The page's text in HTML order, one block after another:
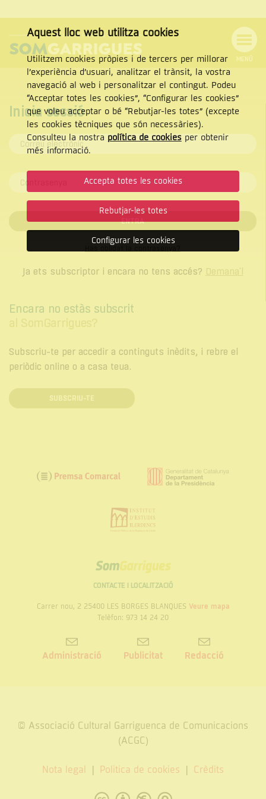
Menú
navegació
MENÚ
Cercar
CERCAR
Inicia sessió
ENTRA
Ja ets subscriptor i encara no tens accés? Demana'l
Encara no estàs subscrit
al SomGarrigues?
Subscriu-te per accedir a continguts inèdits, i rebre el
periòdic online o a casa teua.
SUBSCRIU-TE
Premsa
Generalitat
Institut
d'Estudis
Som
Garrigues
CONTACTE I LOCALITZACIÓ
Carrer nou, 2 25400 LES BORGES BLANQUES Veure mapa
Telèfon: 973 14 24 20
Administració Publicitat Redacció
© Associació Cultural Garriguenca de Comunicacions
(ACGC)
Nota legal Politica de cookies Crèdits
Aquest lloc web utilitza cookies
Utilitzem cookies pròpies i de tercers per millorar
l’experiència d’usuari, analitzar el trànsit, la vostra
navegació al web i personalitzar el contingut. Podeu
“Acceptar totes les cookies”, “Configurar les cookies”
que voleu acceptar o bé “Rebutjar-les totes” (excepte
les cookies tècniques que són necessàries).
Consulteu la nostra política de cookiesper obtenir
més informació.
Accepta totes les cookies
Rebutjar-les totes
Configurar les cookies